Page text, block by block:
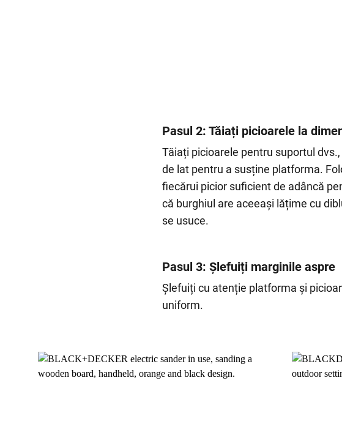
Pasul 2: Tăiați picioarele la
Tăiați picioarele pentru suportul
de lat pentru a susține platforma.
fiecărui picior suficient de adâncă
că burghiul are aceeași lățime cu
se usuce.
Pasul 3: Șlefuiți marginile aspre
Șlefuiți cu atenție platforma și
uniform.